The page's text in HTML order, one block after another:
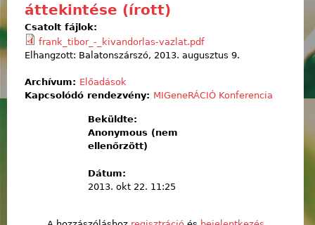
áttekintése (írott)
Csatolt fájlok:
frank_tibor_-_kivandorlas-vazlat.pdf
Elhangzott: Balatonszárszó, 2013. augusztus 9.
Archívum: Előadások
Kapcsolódó rendezvény: MIGeneRÁCIÓ Konferencia
Beküldte:
Anonymous (nem
ellenőrzött)
Dátum:
2013. okt 22. 11:25